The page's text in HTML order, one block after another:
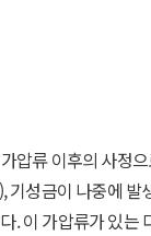
압류 이후의 사정
기성금이 나중에
. 이 가압류가 있는